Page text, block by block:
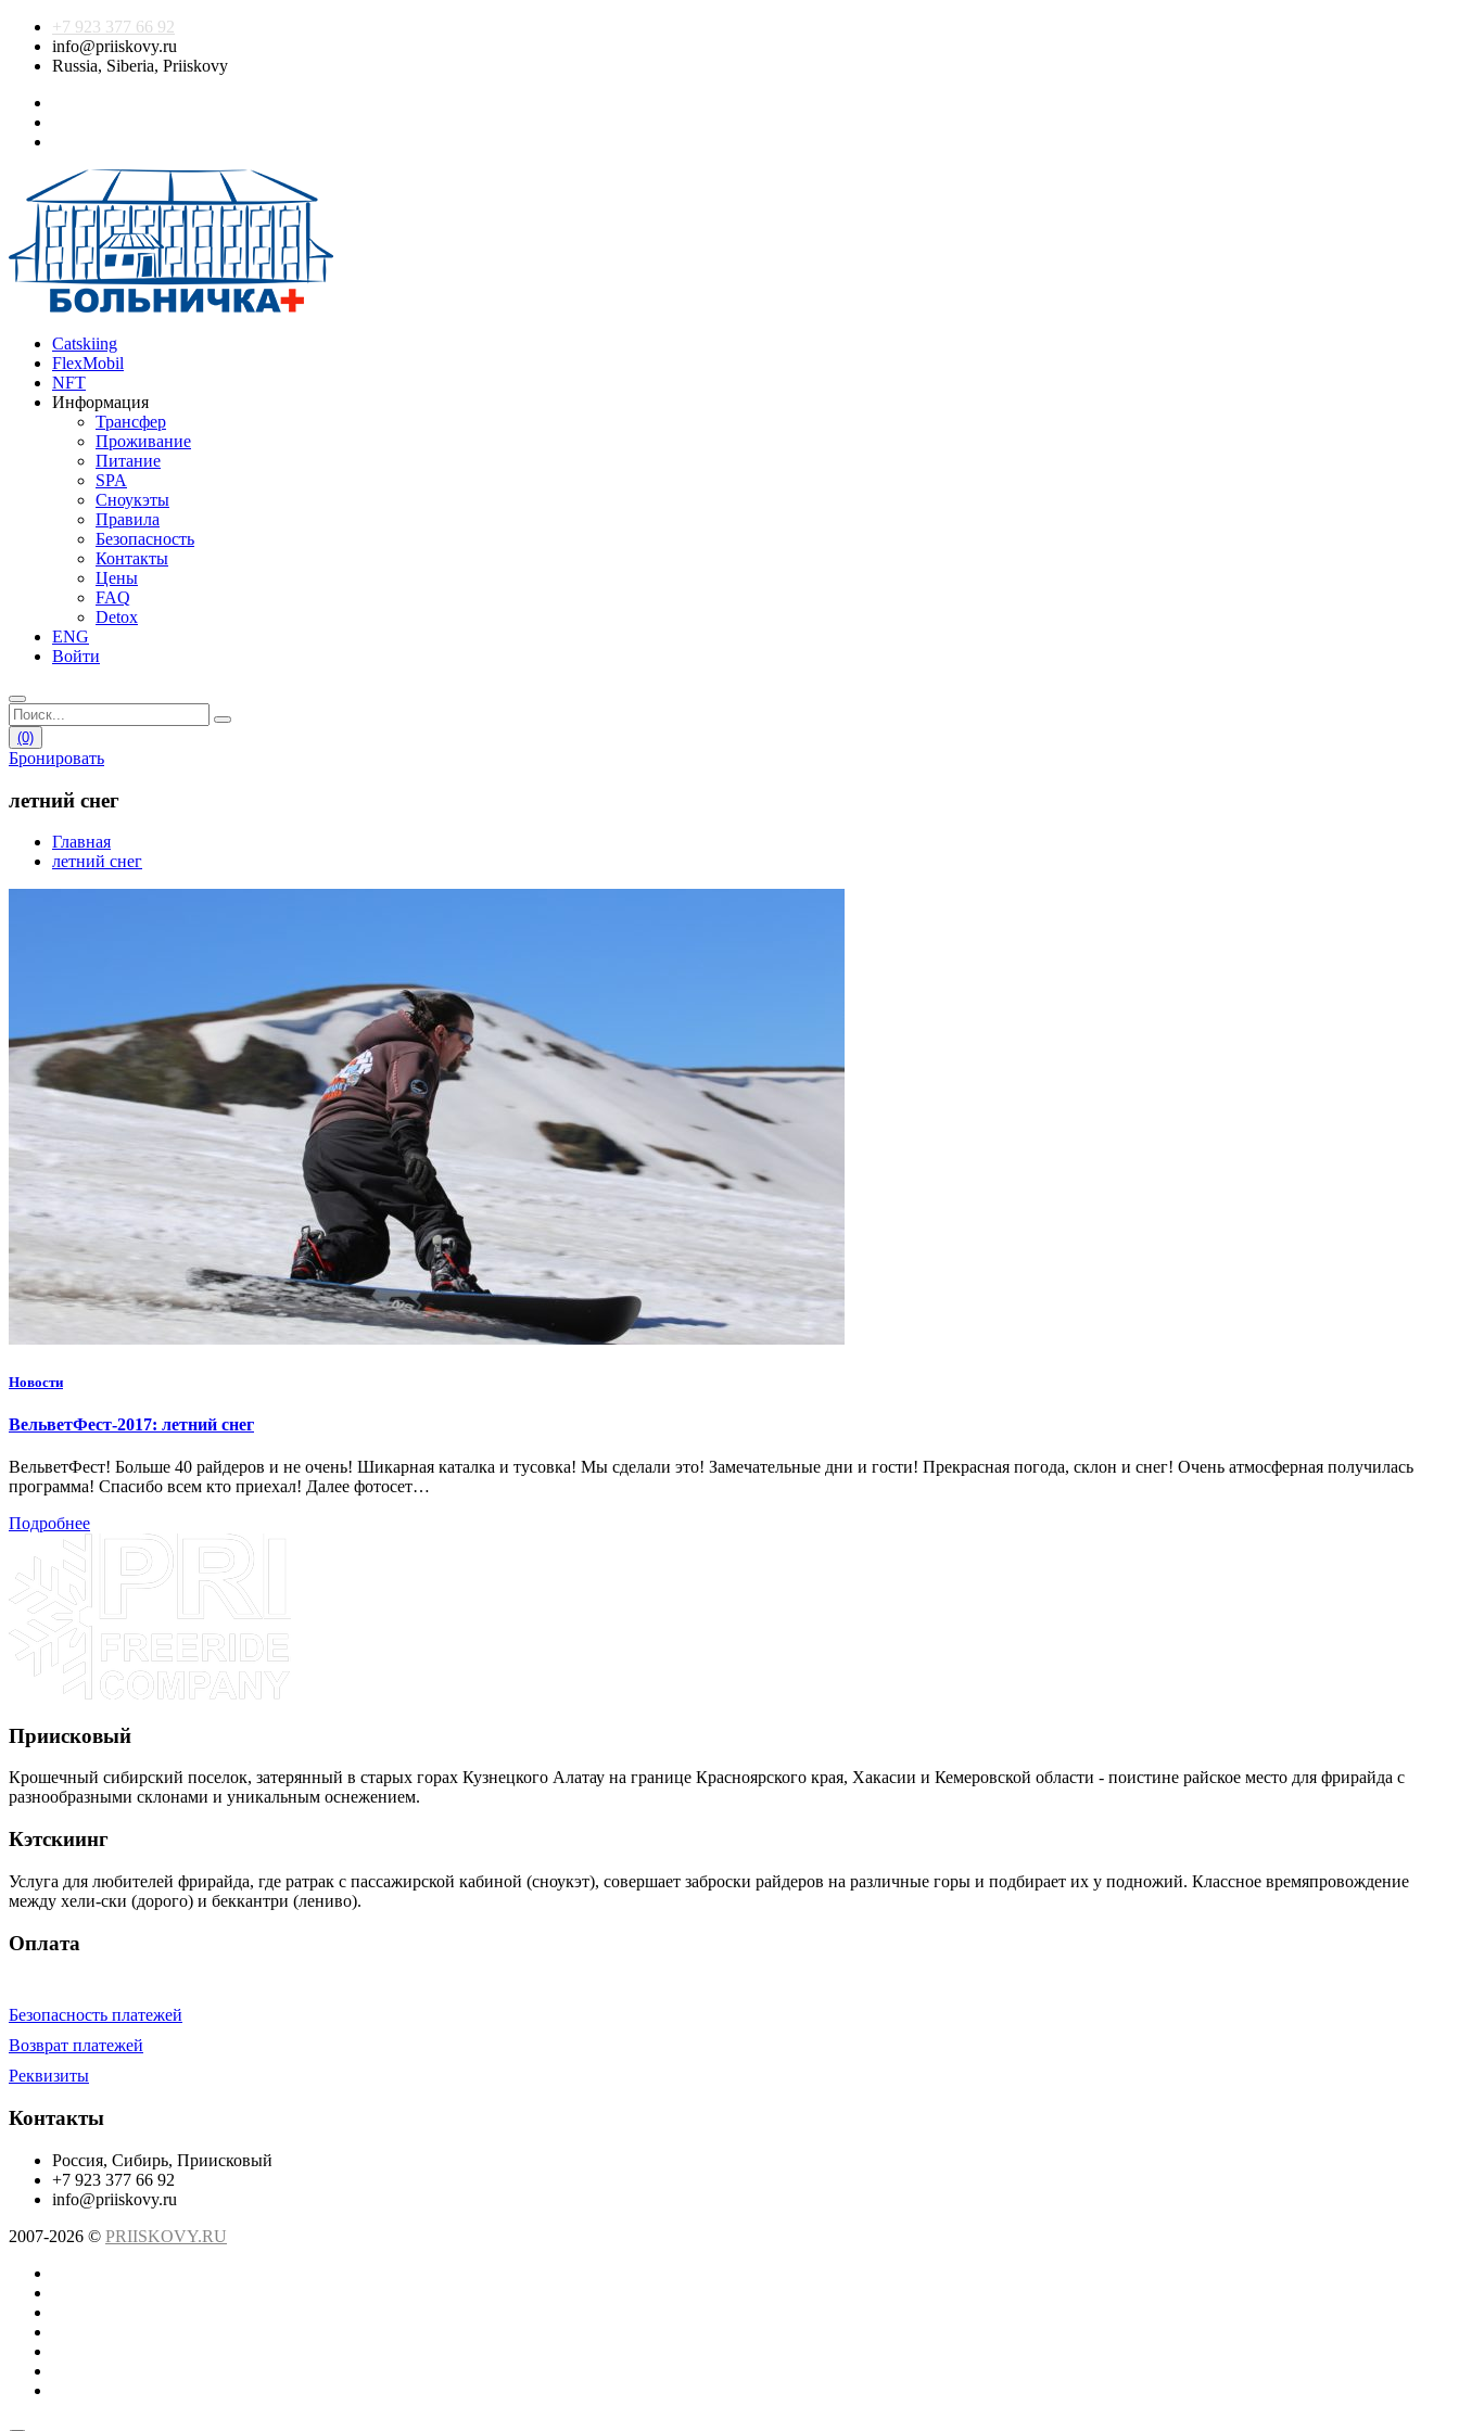
+7 923 377 66 92
info@priiskovy.ru
Russia, Siberia, Priiskovy
Catskiing
FlexMobil
NFT
Информация
Трансфер
Проживание
Питание
SPA
Сноукэты
Правила
Безопасность
Контакты
Цены
FAQ
Detox
ENG
Войти
(0)
Бронировать
летний снег
Главная
летний снег
Новости
ВельветФест-2017: летний снег
ВельветФест! Больше 40 райдеров и не очень! Шикарная каталка и тусовка! Мы сделали это! Замечательные дни и гости! Прекрасная погода, склон и снег! Очень атмосферная получилась
программа! Спасибо всем кто приехал! Далее фотосет…
Подробнее
Приисковый
Крошечный сибирский поселок, затерянный в старых горах Кузнецкого Алатау на границе Красноярского края, Хакасии и Кемеровской области - поистине райское место для фрирайда с
разнообразными склонами и уникальным оснежением.
Кэтскиинг
Услуга для любителей фрирайда, где ратрак с пассажирской кабиной (сноукэт), совершает заброски райдеров на различные горы и подбирает их у подножий. Классное времяпровождение
между хели-ски (дорого) и беккантри (лениво).
Оплата
Безопасность платежей
Возврат платежей
Реквизиты
Контакты
Россия, Сибирь, Приисковый
+7 923 377 66 92
info@priiskovy.ru
2007-2026 © PRIISKOVY.RU